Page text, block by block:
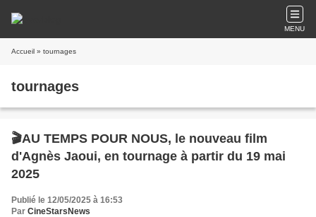
MENU
Accueil » tournages
tournages
🎬AU TEMPS POUR NOUS, le nouveau film
d'Agnès Jaoui, en tournage à partir du 19 mai
2025
Publié le 12/05/2025 à 16:53
Par CineStarsNews